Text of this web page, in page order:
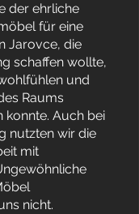
der ehrliche
für eine
Jarovce, die
schaffen wollte,
und
Raums
konnte. Auch bei
nutzten wir die
mit
nicht.